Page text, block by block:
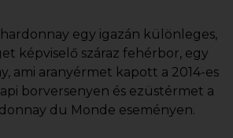
egy igazán különleges,
képviselő száraz fehérbor, egy
ami aranyérmet kapott a 2014-es
borversenyen és ezüstérmet a
du Monde eseményen.